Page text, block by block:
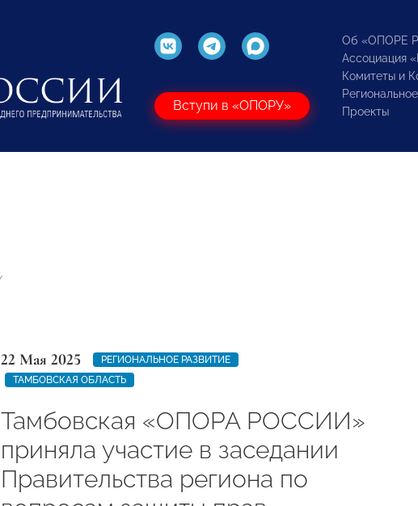
Вступи в «ОПОРУ»
Об «ОПОРЕ
Ассоциация
Комитеты и
Проекты
22 Мая 2025
РЕГИОНАЛЬНОЕ РАЗВИТИЕ
ТАМБОВСКАЯ ОБЛАСТЬ
Тамбовская «ОПОРА РОССИИ»
приняла участие в заседании
Правительства региона по